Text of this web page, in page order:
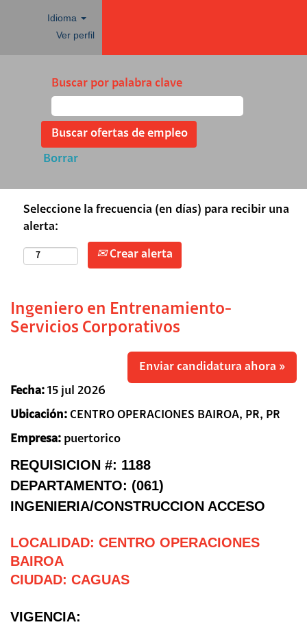
Idioma
Ver perfil
Buscar por palabra clave
Borrar
Seleccione la frecuencia (en días) para recibir una
alerta:
Crear alerta
Ingeniero en Entrenamiento-
Servicios Corporativos
Enviar candidatura ahora »
Fecha: 15 jul 2026
Ubicación: CENTRO OPERACIONES BAIROA, PR, PR
Empresa: puertorico
REQUISICION #: 1188
DEPARTAMENTO: (061)
INGENIERIA/CONSTRUCCION ACCESO
LOCALIDAD: CENTRO OPERACIONES
BAIROA
CIUDAD: CAGUAS
VIGENCIA: